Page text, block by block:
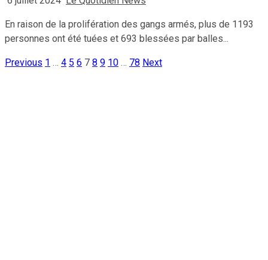
En raison de la prolifération des gangs armés, plus de 1193
personnes ont été tuées et 693 blessées par balles...
Pagination
Previous 1 … 4 5 6 7 8 9 10 … 78 Next